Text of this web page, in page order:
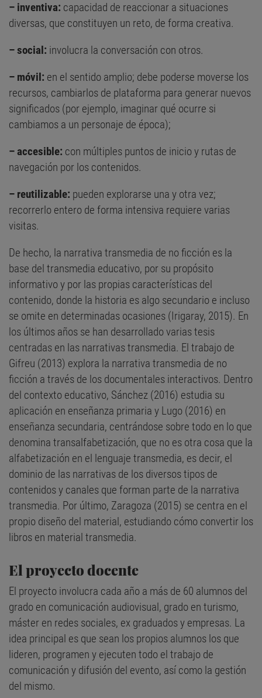
– inventiva: capacidad de reaccionar a situaciones
diversas, que constituyen un reto, de forma creativa.
– social: involucra la conversación con otros.
– móvil: en el sentido amplio; debe poderse moverse los
recursos, cambiarlos de plataforma para generar nuevos
significados (por ejemplo, imaginar qué ocurre si
cambiamos a un personaje de época);
– accesible: con múltiples puntos de inicio y rutas de
navegación por los contenidos.
– reutilizable: pueden explorarse una y otra vez;
recorrerlo entero de forma intensiva requiere varias
visitas.
De hecho, la narrativa transmedia de no ficción es la
base del transmedia educativo, por su propósito
informativo y por las propias características del
contenido, donde la historia es algo secundario e incluso
se omite en determinadas ocasiones (Irigaray, 2015). En
los últimos años se han desarrollado varias tesis
centradas en las narrativas transmedia. El trabajo de
Gifreu (2013) explora la narrativa transmedia de no
ficción a través de los documentales interactivos. Dentro
del contexto educativo, Sánchez (2016) estudia su
aplicación en enseñanza primaria y Lugo (2016) en
enseñanza secundaria, centrándose sobre todo en lo que
denomina transalfabetización, que no es otra cosa que la
alfabetización en el lenguaje transmedia, es decir, el
dominio de las narrativas de los diversos tipos de
contenidos y canales que forman parte de la narrativa
transmedia. Por último, Zaragoza (2015) se centra en el
propio diseño del material, estudiando cómo convertir los
libros en material transmedia.
El proyecto docente
El proyecto involucra cada año a más de 60 alumnos del
grado en comunicación audiovisual, grado en turismo,
máster en redes sociales, ex graduados y empresas. La
idea principal es que sean los propios alumnos los que
lideren, programen y ejecuten todo el trabajo de
comunicación y difusión del evento, así como la gestión
del mismo.